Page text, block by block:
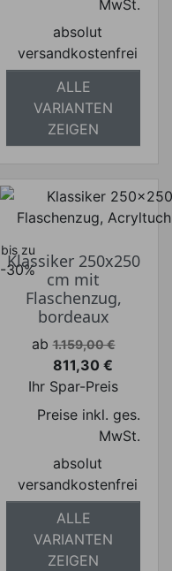
MwSt.
absolut
versandkostenfrei
ALLE
VARIANTEN
ZEIGEN
bis zu
-30%
Klassiker 250x250
cm mit
Flaschenzug,
bordeaux
Verkaufspreis
ab 1.159,00 €
Preis
811,30 €
Ihr Spar-Preis
Preise inkl. ges.
MwSt.
absolut
versandkostenfrei
ALLE
VARIANTEN
ZEIGEN